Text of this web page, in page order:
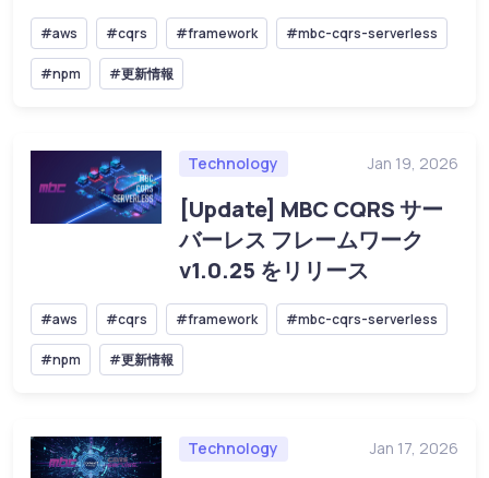
#aws #cqrs #framework #mbc-cqrs-serverless
#npm #更新情報
Technology Jan 19, 2026
[Update] MBC CQRS サー
バーレス フレームワーク
v1.0.25 をリリース
#aws #cqrs #framework #mbc-cqrs-serverless
#npm #更新情報
Technology Jan 17, 2026